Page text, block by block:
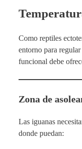
Como reptiles
entorno para
funcional debe
Zona de
Las iguanas
donde puedan: